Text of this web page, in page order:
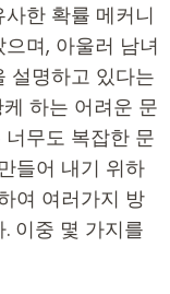
한 확률 메커니
며, 아울러 남녀
설명하고 있다는
하는 어려운 문
무도 복잡한 문
들어 내기 위하
여 여러가지 방
이중 몇 가지를